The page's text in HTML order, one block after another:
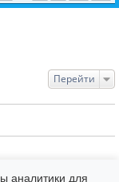
Перейти
аналитики для